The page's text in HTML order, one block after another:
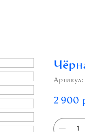
Артикул:
2 900